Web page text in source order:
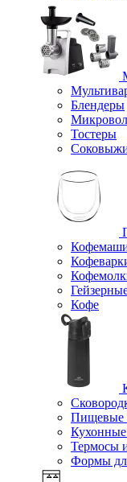
Блендеры
Тостеры
Кофе
Пищевые
Термосы
Формы